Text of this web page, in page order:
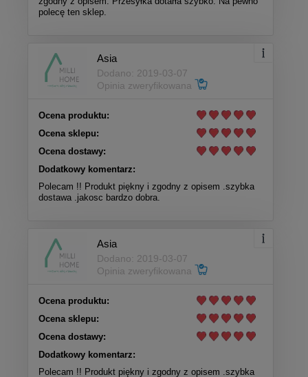
polecę ten sklep.
Asia
Dodano: 2019-03-07
Opinia zweryfikowana
Ocena produktu:
Ocena sklepu:
Ocena dostawy:
Dodatkowy komentarz:
Polecam !! Produkt piękny i zgodny z opisem .szybka
dostawa .jakosc bardzo dobra.
Asia
Dodano: 2019-03-07
Opinia zweryfikowana
Ocena produktu:
Ocena sklepu:
Ocena dostawy:
Dodatkowy komentarz:
Polecam !! Produkt piękny i zgodny z opisem .szybka